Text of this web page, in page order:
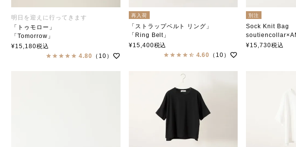
明日を迎えに行ってきます
「トゥモロー」
「Tomorrow」
soutiencollar（ステンカラー）
¥15,180税込
4.80 （10）
再入荷
「ストラップベルト リング」
「Ring Belt」
soutiencollar（ステンカラー）
¥15,400税込
4.60 （10）
別注
Sock Knit Bag
ステンカラー×ア
¥15,730税込